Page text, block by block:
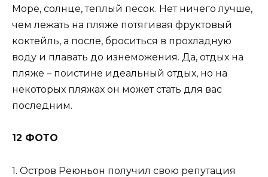
Море, солнце, теплый песок. Нет ничего лучше,
чем лежать на пляже потягивая фруктовый
коктейль, а после, броситься в прохладную
воду и плавать до изнеможения. Да, отдых на
пляже – поистине идеальный отдых, но на
некоторых пляжах он может стать для вас
последним.
12 ФОТО
1. Остров Реюньон получил свою репутация